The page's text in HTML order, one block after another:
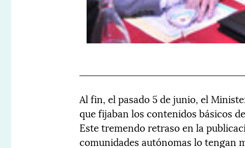
Al fin, el pasado 5 de junio, el
que fijaban los contenidos básicos
Este tremendo retraso en la
comunidades autónomas lo tengan